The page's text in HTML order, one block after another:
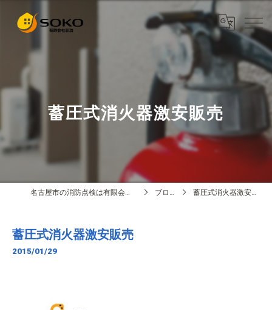
蓄圧式消火器激安販売
名古屋市の消防点検は有限会社創功 ブログ 蓄圧式消火器激安販売
蓄圧式消火器激安販売
2015/01/29